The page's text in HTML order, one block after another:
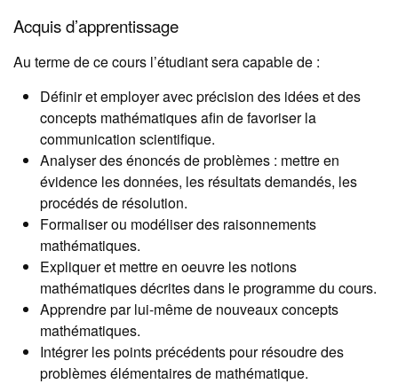
Acquis d’apprentissage
Au terme de ce cours l’étudiant sera capable de :
Définir et employer avec précision des idées et des
concepts mathématiques afin de favoriser la
communication scientifique.
Analyser des énoncés de problèmes : mettre en
évidence les données, les résultats demandés, les
procédés de résolution.
Formaliser ou modéliser des raisonnements
mathématiques.
Expliquer et mettre en oeuvre les notions
mathématiques décrites dans le programme du cours.
Apprendre par lui-même de nouveaux concepts
mathématiques.
Intégrer les points précédents pour résoudre des
problèmes élémentaires de mathématique.